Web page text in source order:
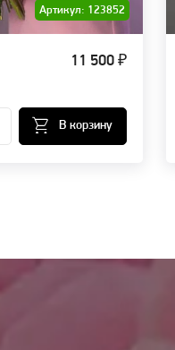
Артикул: 123852
11 500 ₽
В корзину